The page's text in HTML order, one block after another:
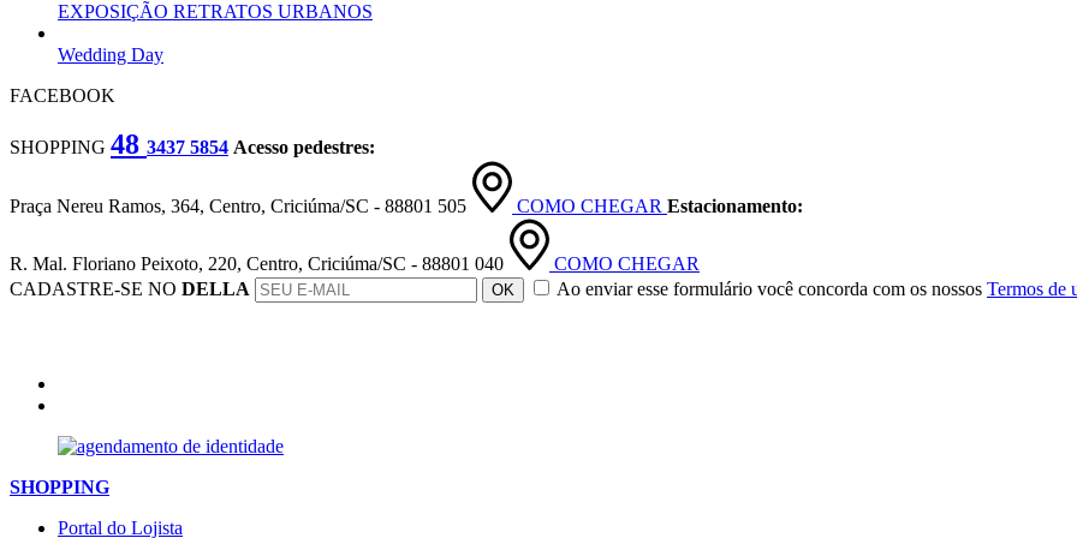
EXPOSIÇÃO RETRATOS URBANOS
Wedding Day
FACEBOOK
SHOPPING 48 3437 5854 Acesso pedestres:
Praça Nereu Ramos, 364, Centro, Criciúma/SC - 88801 505 COMO CHEGAR Estacionamento:
R. Mal. Floriano Peixoto, 220, Centro, Criciúma/SC - 88801 040
COMO CHEGAR
CADASTRE-SE NO DELLA OK Ao enviar esse formulário você concorda com os nossos Termos de
SHOPPING
Portal do Lojista